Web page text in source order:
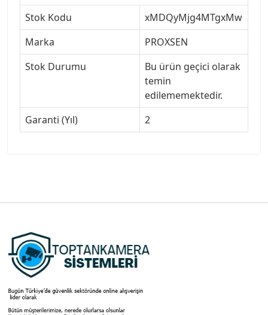
Stok Kodu
xMDQyMjg4MTgxMw
Marka
PROXSEN
Stok Durumu
Bu ürün geçici olarak
temin
edilememektedir.
Garanti (Yıl)
2